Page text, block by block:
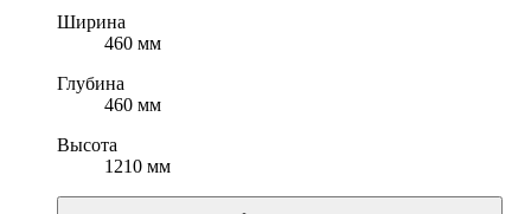
Ширина
460 мм
Глубина
460 мм
Высота
1210 мм